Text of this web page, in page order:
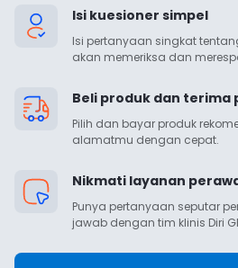
Isi kuesioner simpel
Isi pertanyaan singkat
akan memeriksa dan
Beli produk dan terima
Pilih dan bayar produk
alamatmu dengan cepat.
Nikmati layanan
Punya pertanyaan seputar
jawab dengan tim klinis Diri